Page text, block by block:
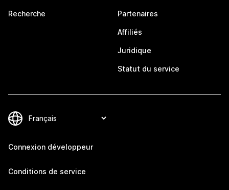
Recherche Partenaires
Affiliés
Juridique
Statut du service
Connexion développeur
Conditions de service